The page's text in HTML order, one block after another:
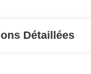
Détaillées